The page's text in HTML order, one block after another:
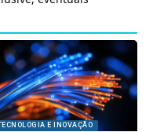
E INOVAÇÃO